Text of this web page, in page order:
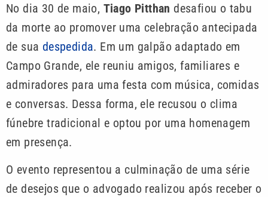
No dia 30 de maio, Tiago Pitthan desafiou o tabu
da morte ao promover uma celebração antecipada
de sua despedida. Em um galpão adaptado em
Campo Grande, ele reuniu amigos, familiares e
admiradores para uma festa com música, comidas
e conversas. Dessa forma, ele recusou o clima
fúnebre tradicional e optou por uma homenagem
em presença.
O evento representou a culminação de uma série
de desejos que o advogado realizou após receber o